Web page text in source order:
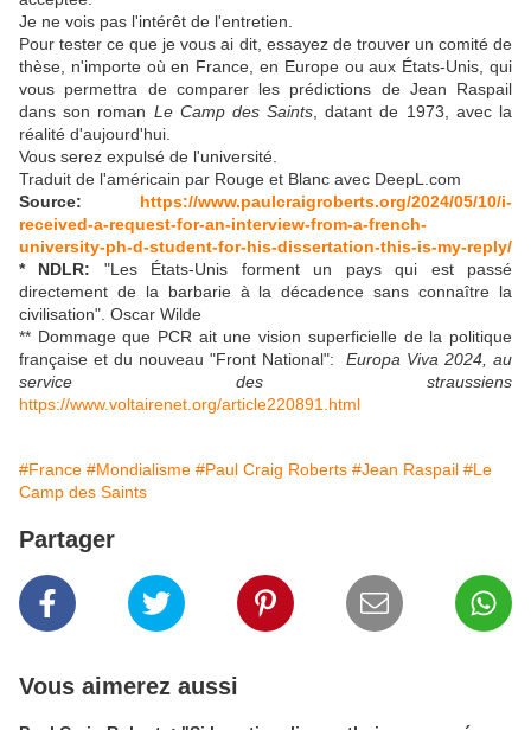
Je ne vois pas l'intérêt de l'entretien.
Pour tester ce que je vous ai dit, essayez de trouver un comité de
thèse, n'importe où en France, en Europe ou aux États-Unis, qui
vous permettra de comparer les prédictions de Jean Raspail
dans son roman Le Camp des Saints , datant de 1973, avec la
réalité d'aujourd'hui.
Vous serez expulsé de l'université.
Traduit de l'américain par Rouge et Blanc avec DeepL.com
Source: https://www.paulcraigroberts.org/2024/05/10/i-
received-a-request-for-an-interview-from-a-french-
university-ph-d-student-for-his-dissertation-this-is-my-reply/
* NDLR: "Les États-Unis forment un pays qui est passé
directement de la barbarie à la décadence sans connaître la
civilisation". Oscar Wilde
** Dommage que PCR ait une vision superficielle de la politique
française et du nouveau "Front National": Europa Viva 2024, au
service des straussiens
https://www.voltairenet.org/article220891.html
#France #Mondialisme #Paul Craig Roberts #Jean Raspail #Le
Camp des Saints
Partager
Vous aimerez aussi